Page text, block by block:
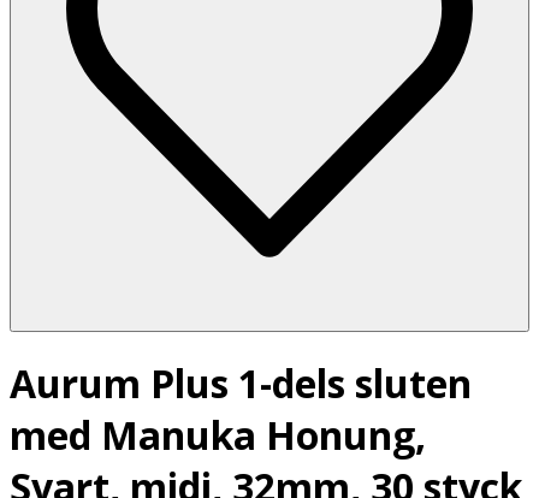
Aurum Plus 1-dels sluten
med Manuka Honung,
Svart, midi, 32mm, 30 styck